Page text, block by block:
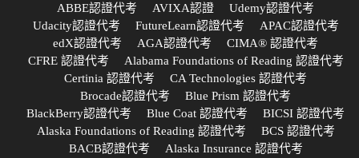
ABBE認證代考
AVIXA認證
Udemy認證代考
Udacity認證代考
FutureLearn認證代考
APAC認證代考
edX認證代考
AGA認證代考
CIMA® 認證代考
CFRE 認證代考
Alabama Foundations of Reading 認證代考
Certinia 認證代考
CA Technologies 認證代考
Brocade認證代考
Blue Prism 認證代考
BlackBerry認證代考
Blue Coat 認證代考
BICSI 認證代考
Alaska Foundations of Reading 認證代考
BCS 認證代考
BACB認證代考
Alaska Insurance 認證代考